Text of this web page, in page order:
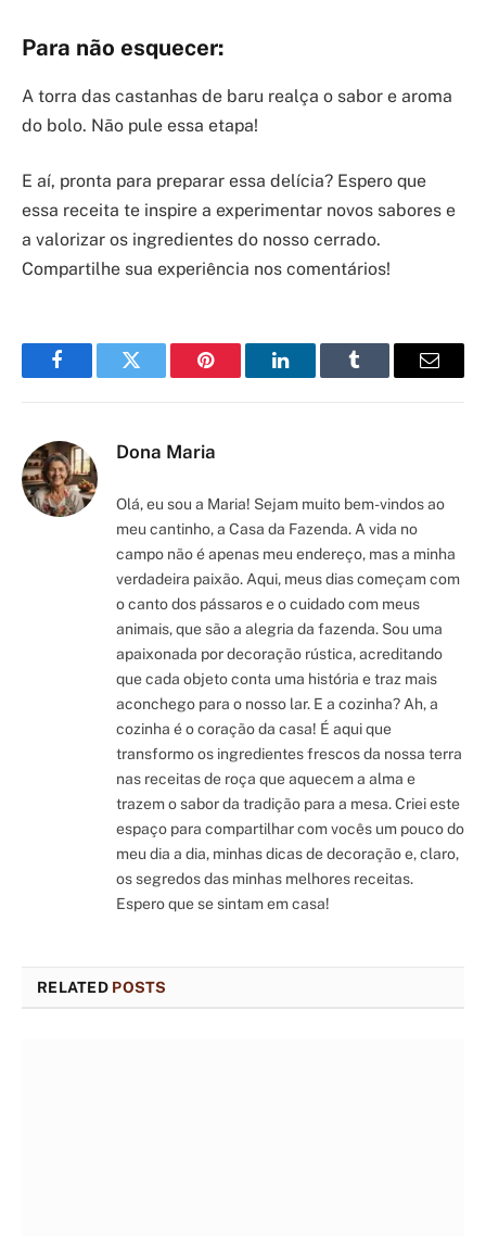
Para não esquecer:
A torra das castanhas de baru realça o sabor e aroma
do bolo. Não pule essa etapa!
E aí, pronta para preparar essa delícia? Espero que
essa receita te inspire a experimentar novos sabores e
a valorizar os ingredientes do nosso cerrado.
Compartilhe sua experiência nos comentários!
FacebookTwitter Pinterest LinkedInTumblr Email
Dona Maria
Olá, eu sou a Maria! Sejam muito bem-vindos ao
meu cantinho, a Casa da Fazenda. A vida no
campo não é apenas meu endereço, mas a minha
verdadeira paixão. Aqui, meus dias começam com
o canto dos pássaros e o cuidado com meus
animais, que são a alegria da fazenda. Sou uma
apaixonada por decoração rústica, acreditando
que cada objeto conta uma história e traz mais
aconchego para o nosso lar. E a cozinha? Ah, a
cozinha é o coração da casa! É aqui que
transformo os ingredientes frescos da nossa terra
nas receitas de roça que aquecem a alma e
trazem o sabor da tradição para a mesa. Criei este
espaço para compartilhar com vocês um pouco do
meu dia a dia, minhas dicas de decoração e, claro,
os segredos das minhas melhores receitas.
Espero que se sintam em casa!
RELATED POSTS